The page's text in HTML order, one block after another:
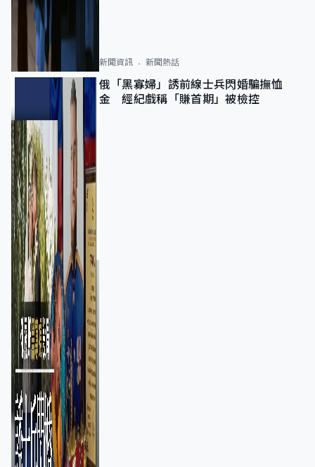
新聞資訊 新聞熱話
俄「黑寡婦」誘前線士兵閃婚騙撫恤
金 經紀戲稱「賺首期」被檢控